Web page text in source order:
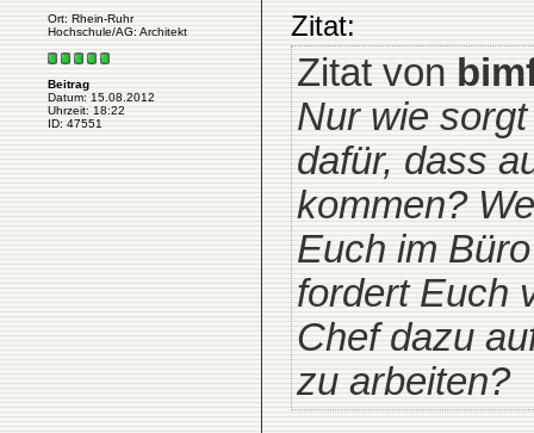
Ort: Rhein-Ruhr
Hochschule/AG: Architekt
Beitrag
Datum: 15.08.2012
Uhrzeit: 18:22
ID: 47551
Zitat:
Zitat von
Nur wie
dafür, dass
kommen?
Euch im
fordert Euch
Chef dazu
zu arbeiten?